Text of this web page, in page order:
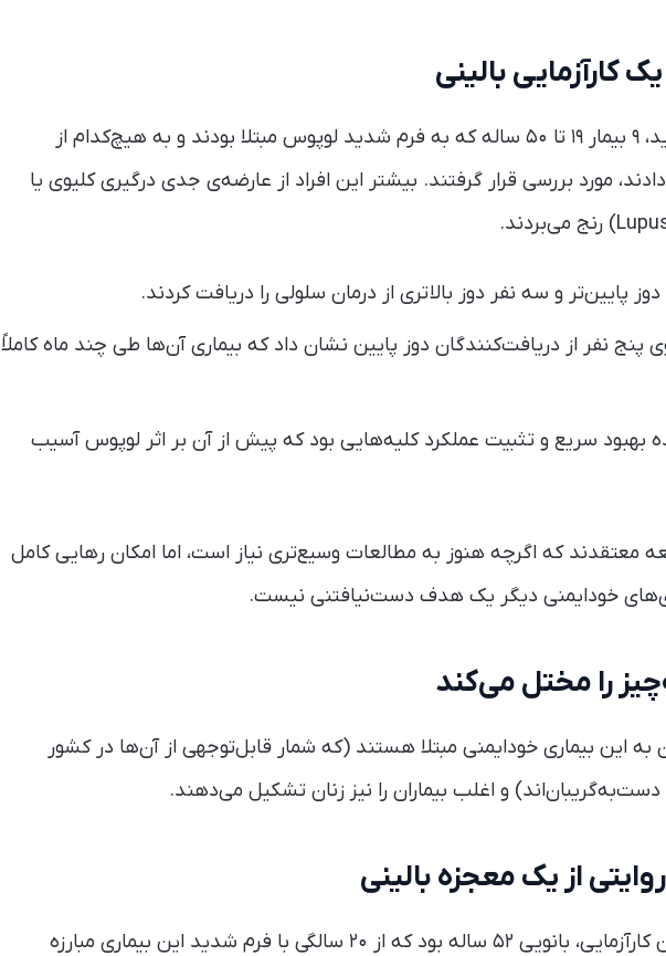
کارآزمایی بالینی
در یک مطالعه‌ی بالینی جدید، ۹ بیمار ۱۹ تا ۵۰ ساله که به فرم شدید لوپوس مبتلا بودند و به هیچ‌کدام از
مورد بررسی قرار گرفتند. بیشتر این افراد از عارضه‌ی جدی درگیری کلیوی یا
پایین‌تر و سه نفر دوز بالاتری از درمان سلولی را دریافت کردند.
۱۱ ماهه روی پنج نفر از دریافت‌کنندگان دوز پایین نشان داد که بیماری آن‌ها طی چند ماه کاملاً
بهبود سریع و تثبیت عملکرد کلیه‌هایی بود که پیش از آن بر اثر لوپوس آسیب
معتقدند که اگرچه هنوز به مطالعات وسیع‌تری نیاز است، اما امکان رهایی کامل
خودایمنی دیگر یک هدف دست‌نیافتنی نیست.
را مختل می‌کند
جهان به این بیماری خودایمنی مبتلا هستند (که شمار قابل‌توجهی از آن‌ها در کشور
و اغلب بیماران را نیز زنان تشکیل می‌دهند.
از یک معجزه بالینی
یکی از شرکت‌کنندگان در این کارآزمایی، بانویی ۵۲ ساله بود که از ۲۰ سالگی با فرم شدید این بیماری مبارزه